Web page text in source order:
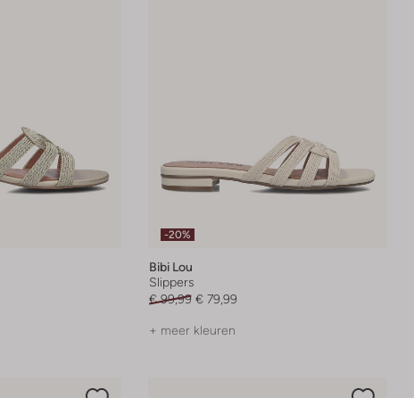
-20%
Bibi Lou
Slippers
€ 99,99 € 79,99
+ meer kleuren